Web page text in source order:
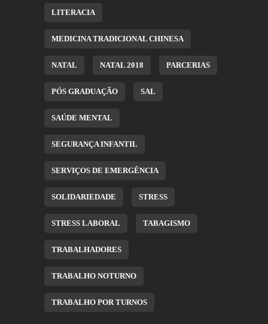
LITERACIA
MEDICINA TRADICIONAL CHINESA
NATAL NATAL 2018 PARCERIAS
PÓS GRADUAÇÃO SAL
SAÚDE MENTAL
SEGURANÇA INFANTIL
SERVIÇOS DE EMERGÊNCIA
SOLIDARIEDADE STRESS
STRESS LABORAL TABAGISMO
TRABALHADORES
TRABALHO NOTURNO
TRABALHO POR TURNOS